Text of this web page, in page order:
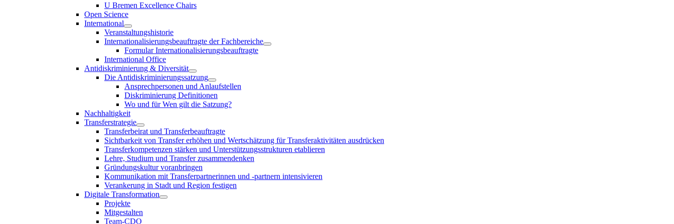
U Bremen Excellence Chairs
Open Science
International
Veranstaltungshistorie
Internationalisierungsbeauftragte der Fachbereiche
Formular Internationalisierungsbeauftragte
International Office
Antidiskriminierung & Diversität
Die Antidiskriminierungssatzung
Ansprechpersonen und Anlaufstellen
Diskriminierung Definitionen
Wo und für Wen gilt die Satzung?
Nachhaltigkeit
Transferstrategie
Transferbeirat und Transferbeauftragte
Sichtbarkeit von Transfer erhöhen und Wertschätzung für Transferaktivitäten ausdrücken
Transferkompetenzen stärken und Unterstützungsstrukturen etablieren
Lehre, Studium und Transfer zusammendenken
Gründungskultur voranbringen
Kommunikation mit Transferpartnerinnen und -partnern intensivieren
Verankerung in Stadt und Region festigen
Digitale Transformation
Projekte
Mitgestalten
Team-CDO